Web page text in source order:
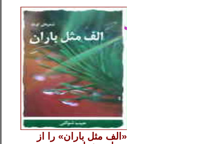
«الف مثل باران» را از